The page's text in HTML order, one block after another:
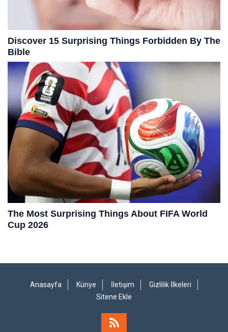
Anasayfa Künye İletişim
Gizlilik İlkeleri
Sitene Ekle